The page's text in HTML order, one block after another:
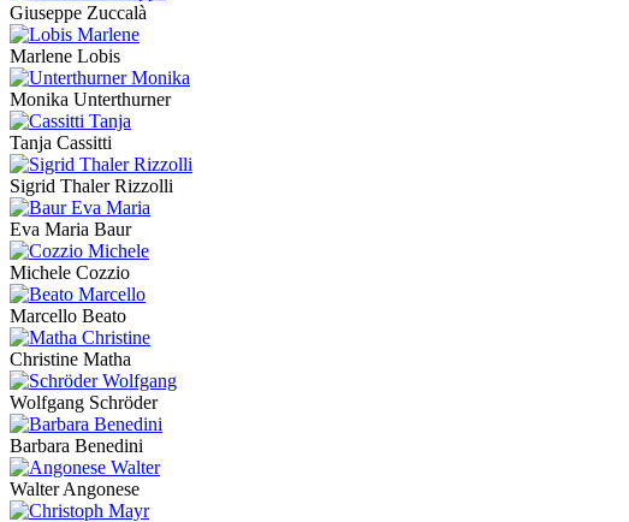
Giuseppe Zuccalà
Marlene Lobis
Monika Unterthurner
Tanja Cassitti
Sigrid Thaler Rizzolli
Eva Maria Baur
Michele Cozzio
Marcello Beato
Christine Matha
Wolfgang Schröder
Barbara Benedini
Walter Angonese